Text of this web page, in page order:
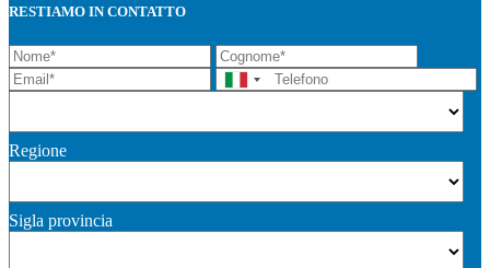
RESTIAMO IN CONTATTO
Regione
Sigla provincia